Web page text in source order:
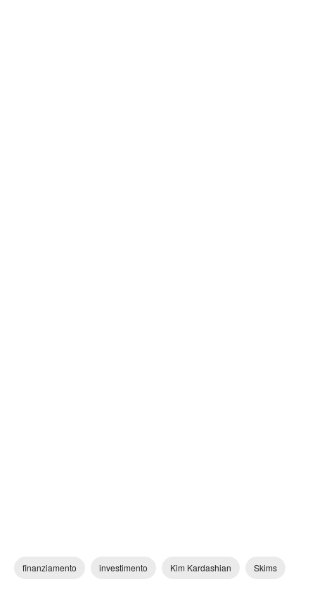
finanziamento investimento Kim Kardashian Skims